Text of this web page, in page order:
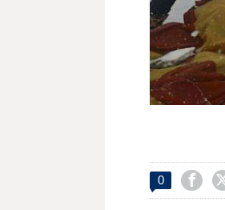
0 